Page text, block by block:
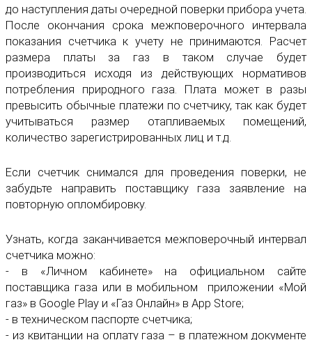
до наступления даты очередной поверки прибора учета.
После окончания срока межповерочного интервала
показания счетчика к учету не принимаются. Расчет
размера платы за газ в таком случае будет
производиться исходя из действующих нормативов
потребления природного газа. Плата может в разы
превысить обычные платежи по счетчику, так как будет
учитываться размер отапливаемых помещений,
количество зарегистрированных лиц и т.д.
Если счетчик снимался для проведения поверки, не
забудьте направить поставщику газа заявление на
повторную опломбировку.
Узнать, когда заканчивается межповерочный интервал
счетчика можно:
- в «Личном кабинете» на официальном сайте
поставщика газа или в мобильном приложении «Мой
газ» в Google Play и «Газ Онлайн» в App Store;
- в техническом паспорте счетчика;
- из квитанции на оплату газа – в платежном документе